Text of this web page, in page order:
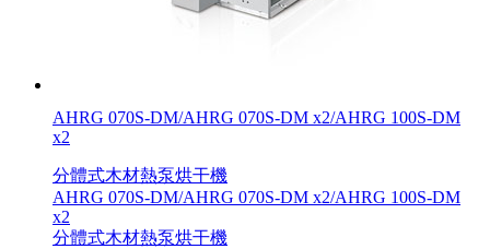
AHRG 070S-DM/AHRG 070S-DM x2/AHRG 100S-DM
x2
分體式木材熱泵烘干機
AHRG 070S-DM/AHRG 070S-DM x2/AHRG 100S-DM
x2
分體式木材熱泵烘干機